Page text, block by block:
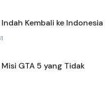
Kembali ke Indonesia
GTA 5 yang Tidak